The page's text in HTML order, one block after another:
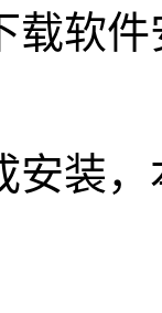
软件
装，